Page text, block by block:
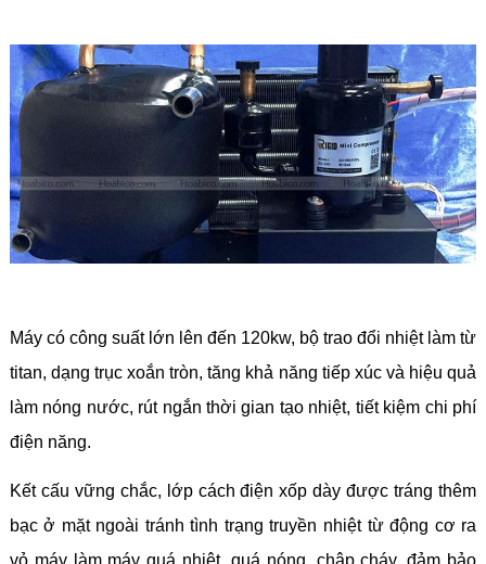
Máy có công suất lớn lên đến 120kw, bộ trao đổi nhiệt làm từ
titan, dạng trục xoắn tròn, tăng khả năng tiếp xúc và hiệu quả
làm nóng nước, rút ngắn thời gian tạo nhiệt, tiết kiệm chi phí
điện năng.
Kết cấu vững chắc, lớp cách điện xốp dày được tráng thêm
bạc ở mặt ngoài tránh tình trạng truyền nhiệt từ động cơ ra
vỏ máy làm máy quá nhiệt, quá nóng, chập cháy, đảm bảo